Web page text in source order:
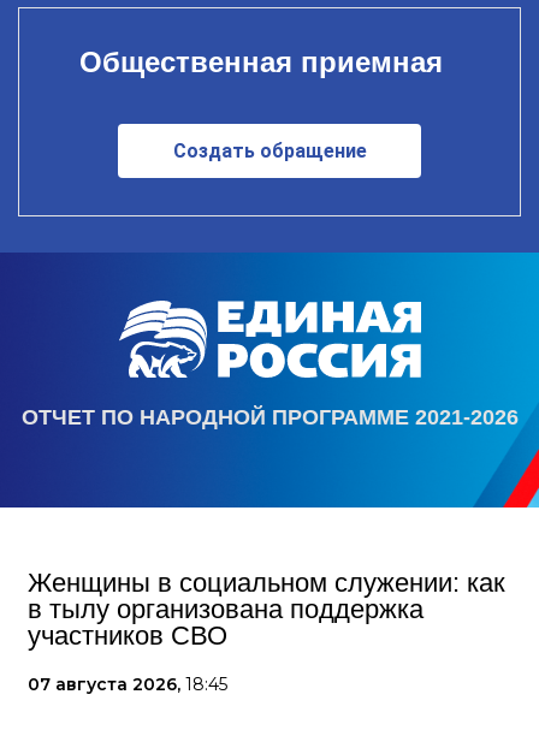
Общественная приемная
Создать обращение
ОТЧЕТ ПО НАРОДНОЙ ПРОГРАММЕ 2021-2026
Женщины в социальном служении: как
в тылу организована поддержка
участников СВО
07 августа 2026, 18:45